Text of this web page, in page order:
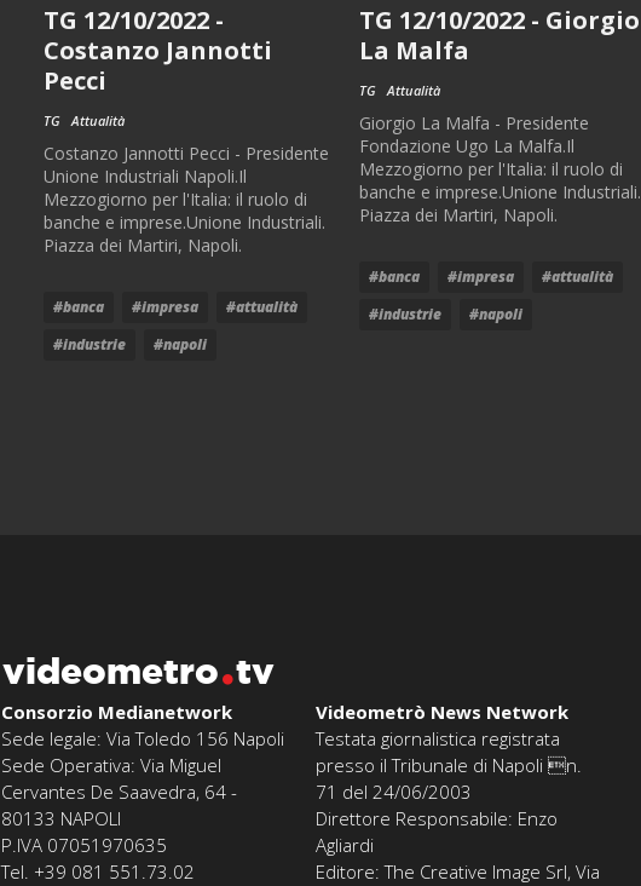
TG 12/10/2022 -
Costanzo Jannotti
Pecci
TG Attualità
Costanzo Jannotti Pecci - Presidente
Unione Industriali Napoli.Il
Mezzogiorno per l'Italia: il ruolo di
banche e imprese.Unione Industriali.
Piazza dei Martiri, Napoli.
#banca #impresa
#attualità
#industrie
#napoli
TG 12/10/2022 - Giorgio
La Malfa
TG Attualità
Giorgio La Malfa - Presidente
Fondazione Ugo La Malfa.Il
Mezzogiorno per l'Italia: il ruolo di
banche e imprese.Unione Industriali.
Piazza dei Martiri, Napoli.
#banca #impresa
#attualità
#industrie
#napoli
videometro tv
Consorzio Medianetwork
Sede legale: Via Toledo 156 Napoli
Sede Operativa: Via Miguel
Cervantes De Saavedra, 64 -
80133 NAPOLI
P.IVA 07051970635
Tel. +39 081 551.73.02
Videometrò News Network
Testata giornalistica registrata
presso il Tribunale di Napoli n.
71 del 24/06/2003
Direttore Responsabile: Enzo
Agliardi
Editore: The Creative Image Srl, Via